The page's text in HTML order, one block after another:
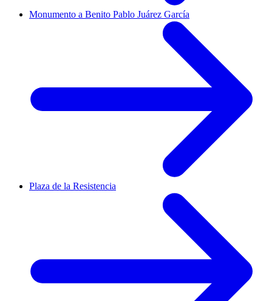
Monumento a Benito Pablo Juárez García
Plaza de la Resistencia